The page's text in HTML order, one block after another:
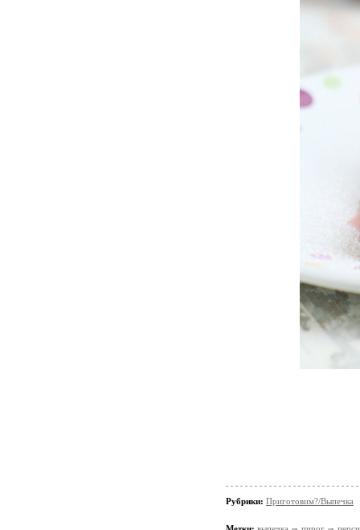
Рубрики: Приготовим?/Выпечка